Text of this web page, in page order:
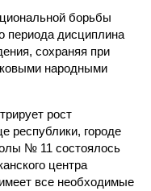
борьбы
периода дисциплина
сохраняя при
народными
рост
республики, городе
№ 11 состоялось
центра
все необходимые